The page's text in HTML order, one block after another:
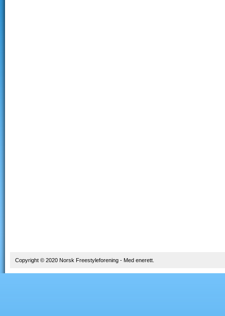
Copyright © 2020 Norsk Freestyleforening - Med enerett.